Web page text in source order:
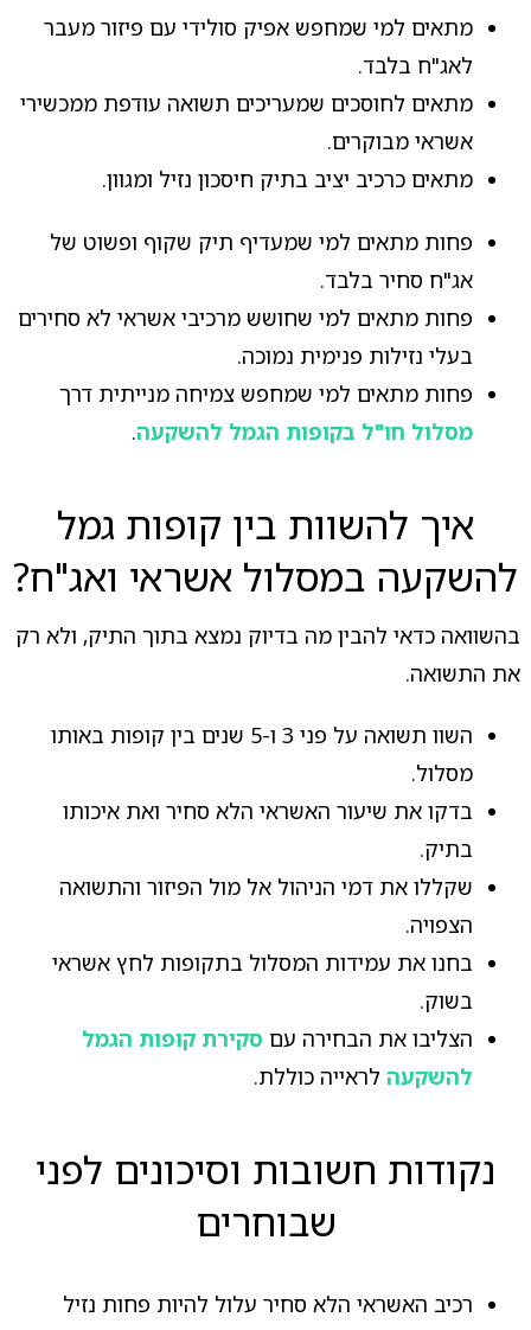
מתאים למי שמחפש אפיק סולידי עם פיזור מעבר
לאג"ח בלבד.
מתאים לחוסכים שמעריכים תשואה עודפת ממכשירי
אשראי מבוקרים.
מתאים כרכיב יציב בתיק חיסכון נזיל ומגוון.
פחות מתאים למי שמעדיף תיק שקוף ופשוט של
אג"ח סחיר בלבד.
פחות מתאים למי שחושש מרכיבי אשראי לא סחירים
בעלי נזילות פנימית נמוכה.
פחות מתאים למי שמחפש צמיחה מנייתית דרך
מסלול חו"ל בקופות הגמל להשקעה.
איך להשוות בין קופות גמל
להשקעה במסלול אשראי ואג"ח?
בהשוואה כדאי להבין מה בדיוק נמצא בתוך התיק, ולא רק
את התשואה.
השוו תשואה על פני 3 ו-5 שנים בין קופות באותו
מסלול.
בדקו את שיעור האשראי הלא סחיר ואת איכותו
בתיק.
שקללו את דמי הניהול אל מול הפיזור והתשואה
הצפויה.
בחנו את עמידות המסלול בתקופות לחץ אשראי
בשוק.
הצליבו את הבחירה עם סקירת קופות הגמל
להשקעהלראייה כוללת.
נקודות חשובות וסיכונים לפני
שבוחרים
רכיב האשראי הלא סחיר עלול להיות פחות נזיל